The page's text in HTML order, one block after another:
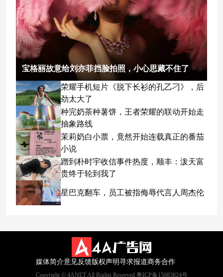
宝格丽故意给刘亦菲挡脸拍照，小心思藏不住了
荣耀手机短片《脱下长衫的孔乙刁》，后
劲太大了
种完奶茶种薯饼，王者荣耀的联动开始走
抽象路线
茉莉奶白小票，竟然开始连载真正的番茄
小说
蹭到朴时宇收信事件热度，顺丰：泼天富
贵终于轮到我了
星巴克翻车，员工被指侮辱代言人周杰伦
媒体简介意见反馈版权声明寻求报道商务合作
Copyright © 4ANET All Rights Reserved 粤ICP备15083824号